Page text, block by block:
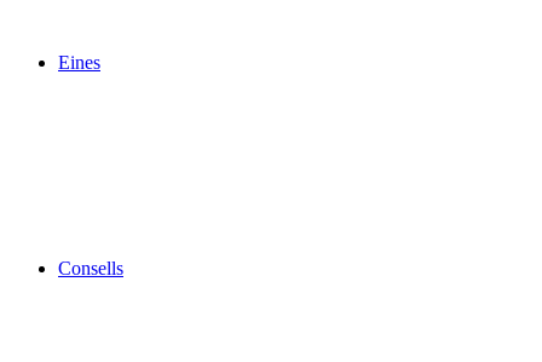
Eines
Consells